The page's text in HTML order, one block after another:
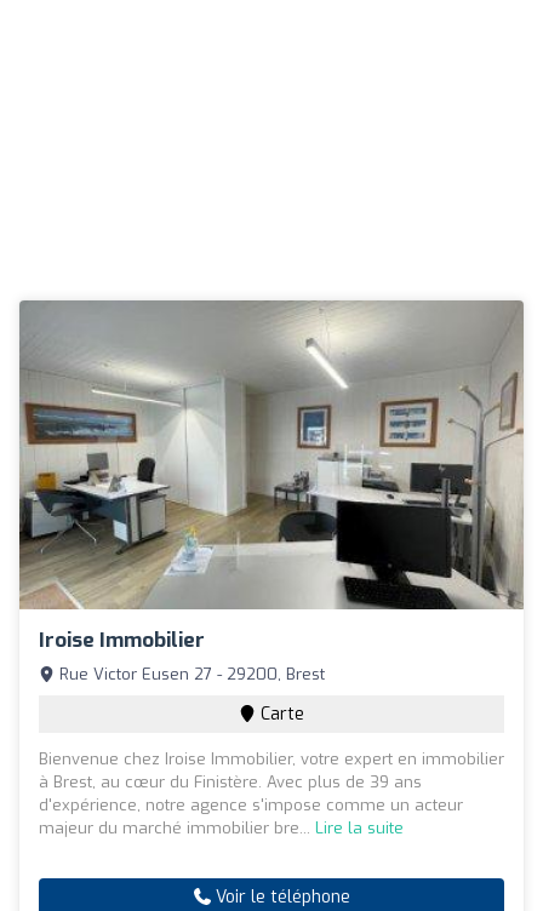
Iroise Immobilier
Rue Victor Eusen 27 - 29200, Brest
Carte
Bienvenue chez Iroise Immobilier, votre expert en immobilier
à Brest, au cœur du Finistère. Avec plus de 39 ans
d'expérience, notre agence s'impose comme un acteur
majeur du marché immobilier bre... Lire la suite
Voir le téléphone